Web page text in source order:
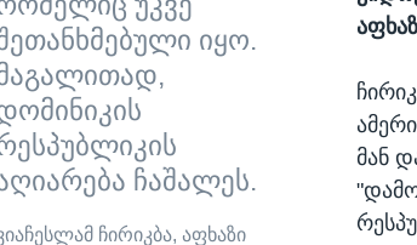
იყო.
ჩაშალეს.
ჩირიკბა, აფხაზი
მან